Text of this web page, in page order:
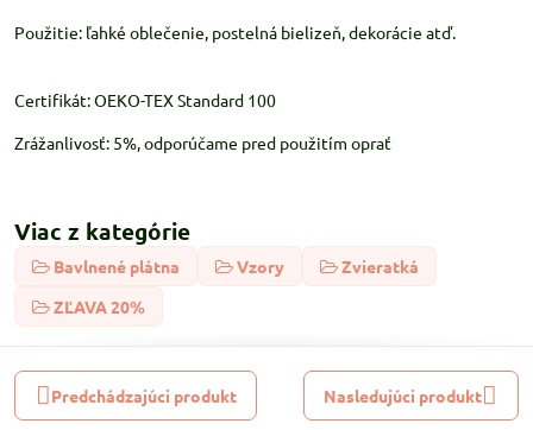
Použitie: ľahké oblečenie, postelná bielizeň, dekorácie atď.
Certifikát: OEKO-TEX Standard 100
Zrážanlivosť: 5%, odporúčame pred použitím oprať
Viac z kategórie
Bavlnené plátna Vzory
Zvieratká
ZĽAVA 20%
Predchádzajúci produkt Nasledujúci produkt